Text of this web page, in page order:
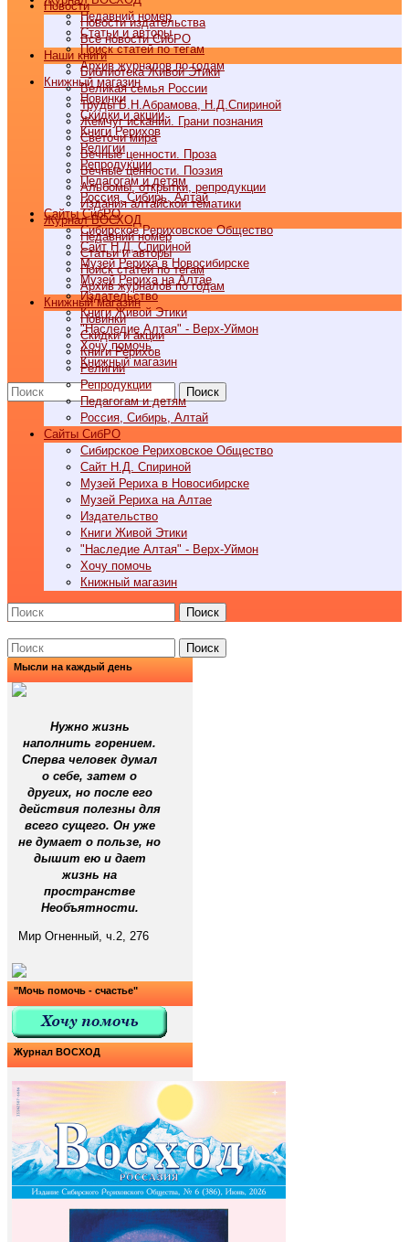
Недавний номер
Статьи и авторы
Поиск статей по тегам
Архив журналов по годам
Книжный магазин
Новинки
Скидки и акции
Книги Рерихов
Религии
Репродукции
Педагогам и детям
Россия, Сибирь, Алтай
Cайты СибРО
Сибирское Рериховское Общество
Сайт Н.Д. Спириной
Музей Рериха в Новосибирске
Музей Рериха на Алтае
Издательство
Книги Живой Этики
"Наследие Алтая" - Верх-Уймон
Хочу помочь
Книжный магазин
Поиск
Новости
Новости издательства
Все новости СибРО
Наши книги
Библиотека Живой Этики
Великая семья России
Труды Б.Н.Абрамова, Н.Д.Спириной
Жемчуг исканий. Грани познания
Светочи мира
Вечные ценности. Проза
Вечные ценности. Поэзия
Альбомы, открытки, репродукции
Издания алтайской тематики
Журнал ВОСХОД
Недавний номер
Статьи и авторы
Поиск статей по тегам
Архив журналов по годам
Книжный магазин
Новинки
Скидки и акции
Книги Рерихов
Религии
Репродукции
Педагогам и детям
Россия, Сибирь, Алтай
Cайты СибРО
Сибирское Рериховское Общество
Сайт Н.Д. Спириной
Музей Рериха в Новосибирске
Музей Рериха на Алтае
Издательство
Книги Живой Этики
"Наследие Алтая" - Верх-Уймон
Хочу помочь
Книжный магазин
Поиск
Поиск
Мысли на каждый день
Нужно жизнь
наполнить горением.
Сперва человек думал
о себе, затем о
других, но после его
действия полезны для
всего сущего. Он уже
не думает о пользе, но
дышит ею и дает
жизнь на
пространстве
Необъятности.
Мир Огненный, ч.2, 276
"Мочь помочь - счастье"
Журнал ВОСХОД